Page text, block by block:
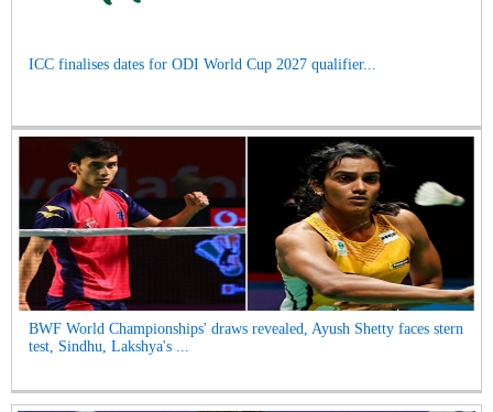
ICC finalises dates for ODI World Cup 2027 qualifier...
BWF World Championships' draws revealed, Ayush Shetty faces stern
test, Sindhu, Lakshya's ...